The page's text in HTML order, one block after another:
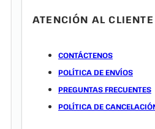
ATENCIÓN AL CLIENTE
CONTÁCTENOS
POLÍTICA DE ENVÍOS
PREGUNTAS FRECUENTES
POLÍTICA DE